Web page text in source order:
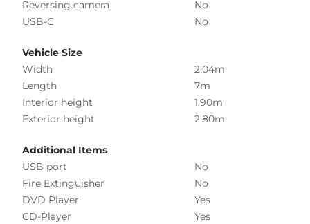
Reversing camera
No
USB-C
No
Vehicle Size
Width
2.04m
Length
7m
Interior height
1.90m
Exterior height
2.80m
Additional Items
USB port
No
Fire Extinguisher
No
DVD Player
Yes
CD-Player
Yes